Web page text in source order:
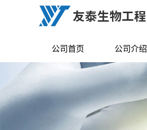
公司首页 公司介绍